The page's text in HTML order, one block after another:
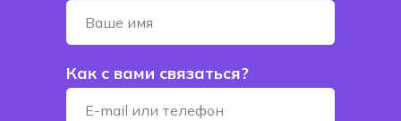
Как с вами связаться?